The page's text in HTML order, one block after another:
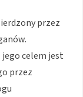
przez
celem jest
przez